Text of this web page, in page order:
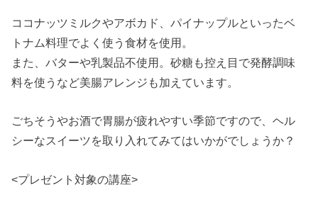
ココナッツミルクやアボカド、パイナップルといったベ
トナム料理でよく使う食材を使用。
また、バターや乳製品不使用。砂糖も控え目で発酵調味
料を使うなど美腸アレンジも加えています。
ごちそうやお酒で胃腸が疲れやすい季節ですので、ヘル
シーなスイーツを取り入れてみてはいかがでしょうか？
<プレゼント対象の講座>